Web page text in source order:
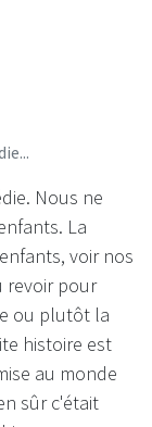
Nous ne
La
voir nos
revoir pour
ou plutôt la
histoire est
au monde
sûr c'était